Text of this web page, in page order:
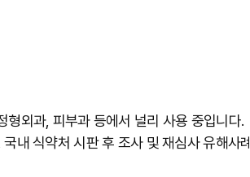
외과, 피부과 등에서 널리 사용 중입니다.
내 식약처 시판 후 조사 및 재심사 유해사